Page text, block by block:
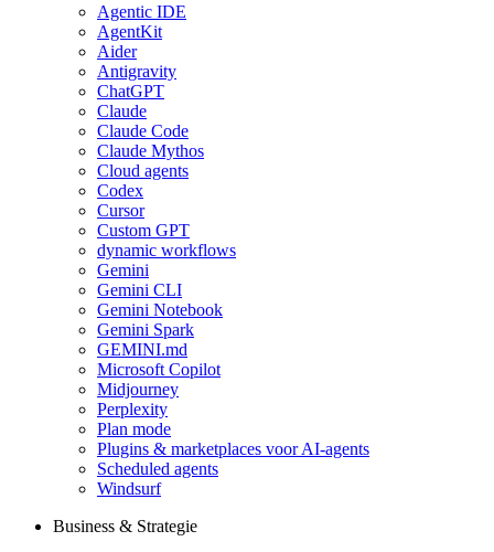
Agentic IDE
AgentKit
Aider
Antigravity
ChatGPT
Claude
Claude Code
Claude Mythos
Cloud agents
Codex
Cursor
Custom GPT
dynamic workflows
Gemini
Gemini CLI
Gemini Notebook
Gemini Spark
GEMINI.md
Microsoft Copilot
Midjourney
Perplexity
Plan mode
Plugins & marketplaces voor AI-agents
Scheduled agents
Windsurf
Business & Strategie